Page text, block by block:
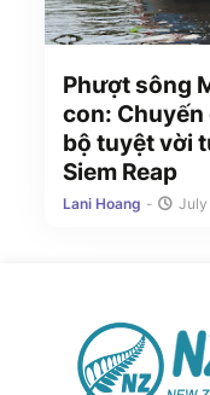
Phượt sông
con:
bộ tuyệt vời
Siem Reap
Lani Hoang - July